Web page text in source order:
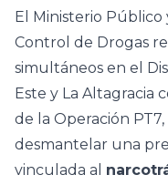
El Ministerio Público
Control de Drogas
simultáneos en el
Este y La Altagracia
de la Operación
desmantelar una
vinculada al